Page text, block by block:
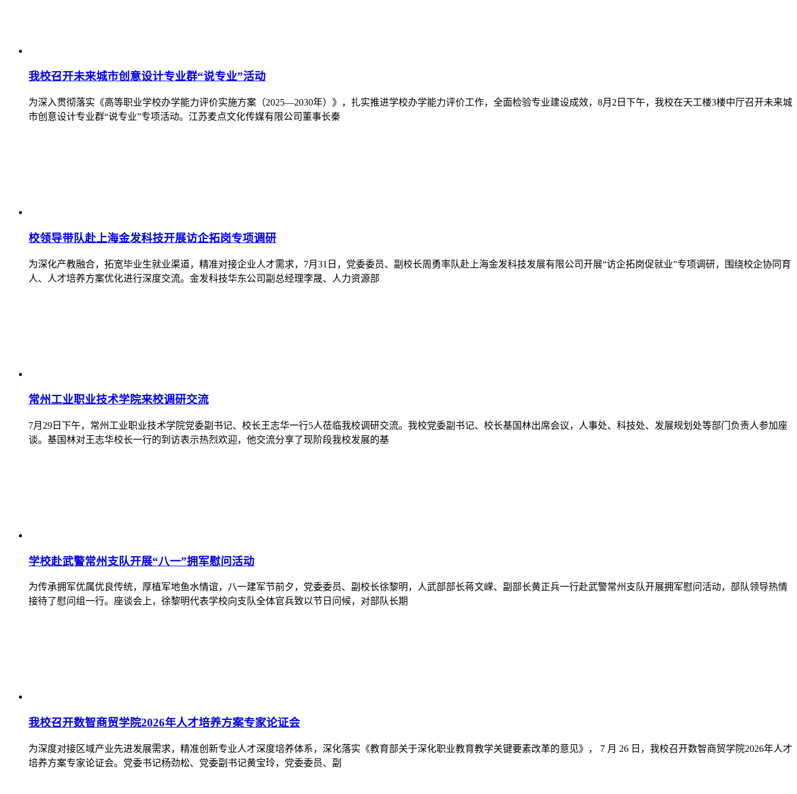
我校召开未来城市创意设计专业群“说专业”活动
为深入贯彻落实《高等职业学校办学能力评价实施方案（2025—2030年）》，扎实推进学校办学能力评价工作，全面检验专业建设成效，8月2日下午，我校在天工楼3楼中厅召开未来城
市创意设计专业群“说专业”专项活动。江苏麦点文化传媒有限公司董事长秦
校领导带队赴上海金发科技开展访企拓岗专项调研
为深化产教融合，拓宽毕业生就业渠道，精准对接企业人才需求，7月31日，党委委员、副校长周勇率队赴上海金发科技发展有限公司开展“访企拓岗促就业”专项调研，围绕校企协同育
人、人才培养方案优化进行深度交流。金发科技华东公司副总经理李晟、人力资源部
常州工业职业技术学院来校调研交流
7月29日下午，常州工业职业技术学院党委副书记、校长王志华一行5人莅临我校调研交流。我校党委副书记、校长基国林出席会议，人事处、科技处、发展规划处等部门负责人参加座
谈。基国林对王志华校长一行的到访表示热烈欢迎，他交流分享了现阶段我校发展的基
学校赴武警常州支队开展“八一”拥军慰问活动
为传承拥军优属优良传统，厚植军地鱼水情谊，八一建军节前夕，党委委员、副校长徐黎明，人武部部长蒋文嵘、副部长黄正兵一行赴武警常州支队开展拥军慰问活动，部队领导热情
接待了慰问组一行。座谈会上，徐黎明代表学校向支队全体官兵致以节日问候，对部队长期
我校召开数智商贸学院2026年人才培养方案专家论证会
为深度对接区域产业先进发展需求，精准创新专业人才深度培养体系，深化落实《教育部关于深化职业教育教学关键要素改革的意见》， 7 月 26 日，我校召开数智商贸学院2026年人才
培养方案专家论证会。党委书记杨劲松、党委副书记黄宝玲，党委委员、副